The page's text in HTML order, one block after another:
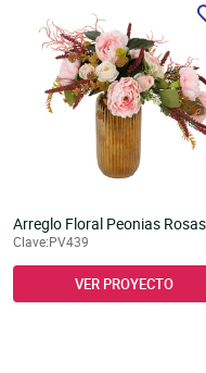
Arreglo Floral Peonias Rosas
Clave:PV439
VER PROYECTO